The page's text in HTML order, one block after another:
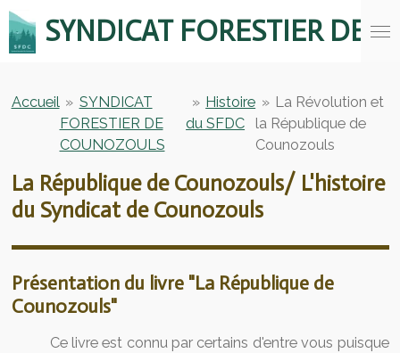
Passer
au
SYNDICAT FORESTIER DE
Accueil » SYNDICAT
FORESTIER DE
COUNOZOULS
» Histoire
du SFDC
» La Révolution et
la République de
Counozouls
La République de Counozouls/ L'histoire
du Syndicat de Counozouls
Présentation du livre "La République de
Counozouls"
Ce livre est connu par certains d'entre vous puisque